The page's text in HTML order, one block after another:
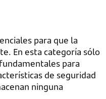
para que la
En esta categoría sólo
para
de seguridad
ninguna